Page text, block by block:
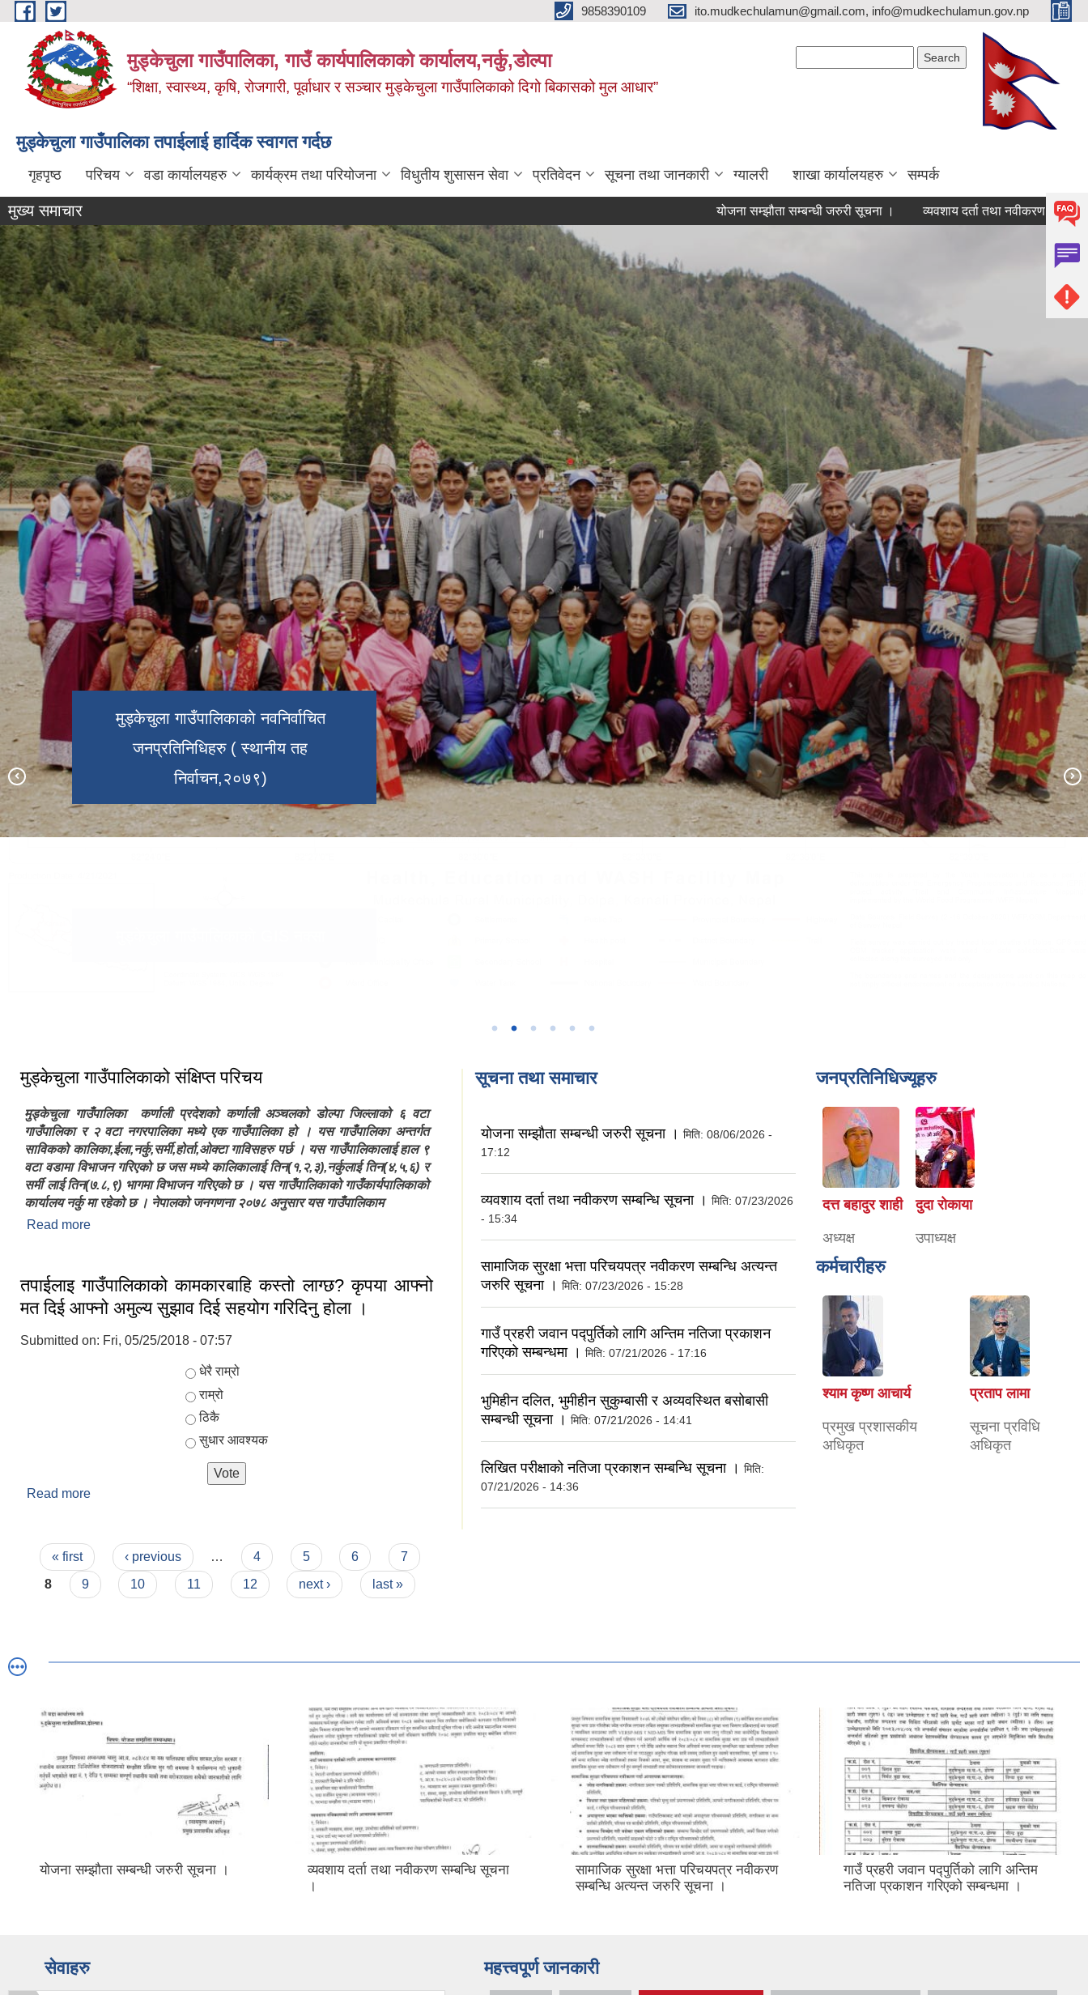
Skip to main content 9858390109 ito.mudkechulamun@gmail.com, info@mudkechulamun.gov.np
मुड्केचुला गाउँपालिका, गाउँ कार्यपालिकाको कार्यालय,नर्कु,डोल्पा
“शिक्षा, स्वास्थ्य, कृषि, रोजगारी, पूर्वाधार र सञ्चार मुड्केचुला गाउँपालिकाको दिगो बिकासको मुल आधार”
मुड्केचुला गाउँपालिका तपाईलाई हार्दिक स्वागत गर्दछ
गृहपृष्ठ परिचय वडा कार्यालयहरु कार्यक्रम तथा परियोजना विधुतीय शुसासन सेवा प्रतिवेदन सूचना तथा जानकारी ग्यालरी शाखा कार्यालयहरु सम्पर्क
मुख्य समाचार योजना सम्झौता सम्बन्धी जरुरी सूचना । व्यवशाय दर्ता तथा नवीकरण सम्बन्धि सूचना ।
मुड्केचुला गाउँपालिकाकाे नवनिर्वाचित
जनप्रतिनिधिहरु ( स्थानीय तह
निर्वाचन,२०७९)
भरतपुर महानगरपालिका, चितवन र मुड्केचुला
मुड्केचुला गाउँपालिकाको संक्षिप्त परिचय
मुड्केचुला गाउँपालिका कर्णाली प्रदेशको कर्णाली अञ्चलको डोल्पा जिल्लाको ६ वटा
गाउँपालिका र २ वटा नगरपालिका मध्ये एक गाउँपालिका हो । यस गाउँपालिका अन्तर्गत
साविकको कालिका,ईला,नर्कु,सर्मी,होर्ता,ओक्टा गाविसहरु पर्छ । यस गाउँपालिकालाई हाल ९
वटा वडामा विभाजन गरिएको छ जस मध्ये कालिकालाई तिन(१,२,३),नर्कुलाई तिन(४,५,६) र
सर्मी लाई तिन(७.८,९) भागमा विभाजन गरिएको छ । यस गाउँपालिकाको गाउँकार्यपालिकाको
कार्यालय नर्कु मा रहेको छ । नेपालको जनगणना २०७८ अनुसार यस गाउँपालिकाम
Read more
तपाईलाइ गाउँपालिकाको कामकारबाहि कस्तो लाग्छ? कृपया आफ्नो
मत दिई आफ्नो अमुल्य सुझाव दिई सहयोग गरिदिनु होला ।
Submitted on: Fri, 05/25/2018 - 07:57
Choices
धेरै राम्रो
राम्रो
ठिकै
सुधार आवश्यक
Read more
Pages
« first ‹ previous … 4 5 6
7
8
9 10 11 12 next › last »
सूचना तथा समाचार
योजना सम्झौता सम्बन्धी जरुरी सूचना । मिति: 08/06/2026 -
17:12
व्यवशाय दर्ता तथा नवीकरण सम्बन्धि सूचना । मिति: 07/23/2026
- 15:34
सामाजिक सुरक्षा भत्ता परिचयपत्र नवीकरण सम्बन्धि अत्यन्त
जरुरि सूचना । मिति: 07/23/2026 - 15:28
गाउँ प्रहरी जवान पद्पुर्तिको लागि अन्तिम नतिजा प्रकाशन
गरिएको सम्बन्धमा । मिति: 07/21/2026 - 17:16
भुमिहीन दलित, भुमीहीन सुकुम्बासी र अव्यवस्थित बसोबासी
सम्बन्धी सूचना । मिति: 07/21/2026 - 14:41
लिखित परीक्षाको नतिजा प्रकाशन सम्बन्धि सूचना । मिति:
07/21/2026 - 14:36
जनप्रतिनिधिज्यूहरु
दत्त बहादुर शाही
अध्यक्ष
दुदा राेकाया
उपाध्यक्ष
कर्मचारीहरु
श्याम कृष्ण आचार्य
प्रमुख प्रशासकीय
अधिकृत
प्रताप लामा
सूचना प्रविधि
अधिकृत
योजना सम्झौता सम्बन्धी जरुरी सूचना ।
व्यवशाय दर्ता तथा नवीकरण सम्बन्धि सूचना
।
सामाजिक सुरक्षा भत्ता परिचयपत्र नवीकरण
सम्बन्धि अत्यन्त जरुरि सूचना ।
गाउँ प्रहरी जवान पद्पुर्तिको लागि अन्तिम
नतिजा प्रकाशन गरिएको सम्बन्धमा ।
सेवाहरु महत्त्वपूर्ण जानकारी